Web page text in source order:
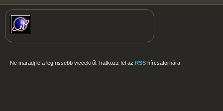
Ne maradj le a legfrissebb viccekről. Iratkozz fel az RSS hírcsatornára.